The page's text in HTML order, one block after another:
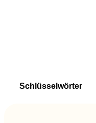
Schlüsselwörter